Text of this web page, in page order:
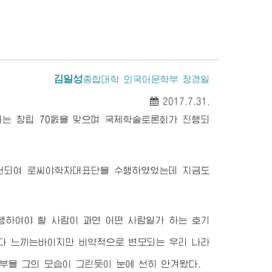
김일성종합대학 외국어문학부 정경일
2017.7.31.
는 창립 70돐을 맞으며 국제학술토론회가 진행되
여 로씨야학자대표단을 수행하였었는데 지금도
여야 할 사람이 과연 어떤 사람일가 하는 호기
느끼는바이지만 비약적으로 변모되는 우리 나라
을 그의 모습이 그린듯이 눈에 선히 안겨왔다.